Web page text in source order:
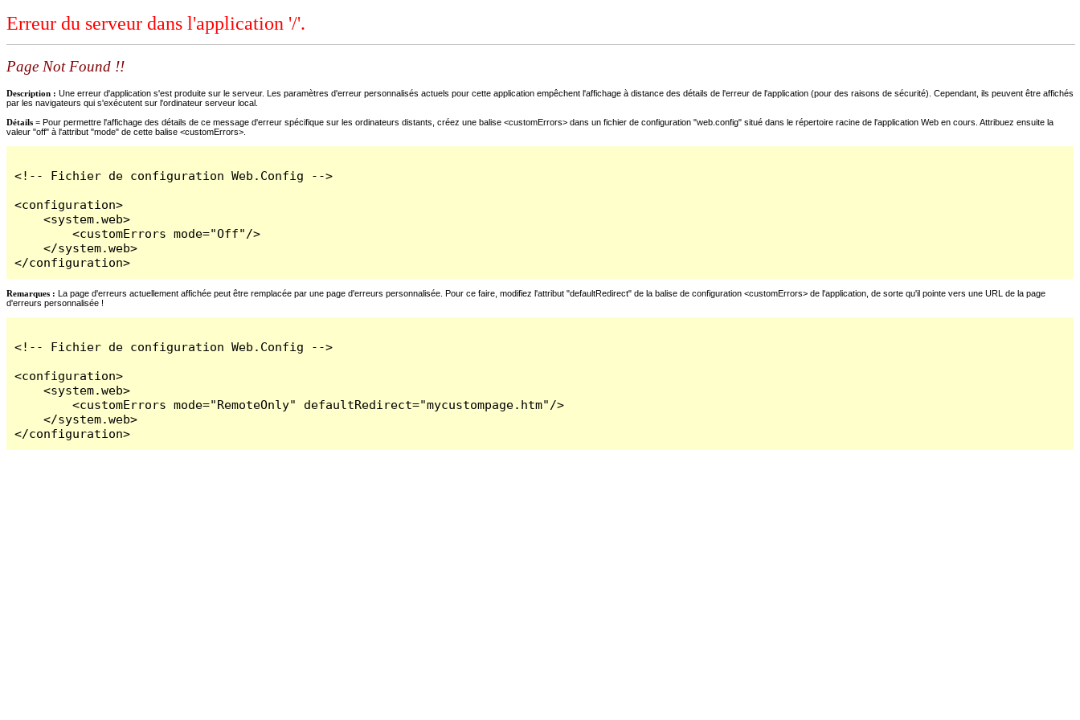
Erreur du serveur dans l'application '/'.
Page Not Found !!
Description : Une erreur d'application s'est produite sur le serveur. Les paramètres d'erreur personnalisés actuels pour cette application empêchent l'affichage à distance des détails de l'erreur de l'application (pour des raisons de sécurité). Cependant, ils peuvent être affichés
par les navigateurs qui s'exécutent sur l'ordinateur serveur local.
Détails = Pour permettre l'affichage des détails de ce message d'erreur spécifique sur les ordinateurs distants, créez une balise <customErrors> dans un fichier de configuration "web.config" situé dans le répertoire racine de l'application Web en cours. Attribuez ensuite la
valeur "off" à l'attribut "mode" de cette balise <customErrors>.
<!-- Fichier de configuration Web.Config -->
<configuration>
    <system.web>
        <customErrors mode="Off"/>
    </system.web>
</configuration>
Remarques : La page d'erreurs actuellement affichée peut être remplacée par une page d'erreurs personnalisée. Pour ce faire, modifiez l'attribut "defaultRedirect" de la balise de configuration <customErrors> de l'application, de sorte qu'il pointe vers une URL de la page
d'erreurs personnalisée !
<!-- Fichier de configuration Web.Config -->
<configuration>
    <system.web>
        <customErrors mode="RemoteOnly" defaultRedirect="mycustompage.htm"/>
    </system.web>
</configuration>